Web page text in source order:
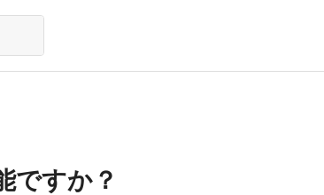
ですか？